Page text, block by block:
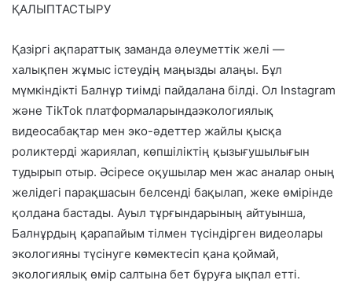
ҚАЛЫПТАСТЫРУ
Қазіргі ақпараттық заманда әлеуметтік желі —
халықпен жұмыс істеудің маңызды алаңы. Бұл
мүмкіндікті Балнұр тиімді пайдалана білді. Ол Instagram
және TikTok платформаларындаэкологиялық
видеосабақтар мен эко-әдеттер жайлы қысқа
роликтерді жариялап, көпшіліктің қызығушылығын
тудырып отыр. Әсіресе оқушылар мен жас аналар оның
желідегі парақшасын белсенді бақылап, жеке өмірінде
қолдана бастады. Ауыл тұрғындарының айтуынша,
Балнұрдың қарапайым тілмен түсіндірген видеолары
экологияны түсінуге көмектесіп қана қоймай,
экологиялық өмір салтына бет бұруға ықпал етті.